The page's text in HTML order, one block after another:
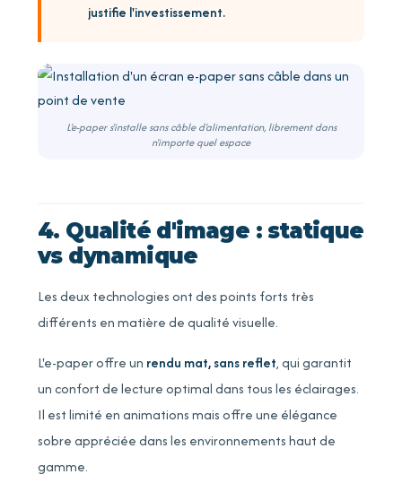
justifie l'investissement.
L'e-paper s'installe sans câble d'alimentation, librement dans
n'importe quel espace
4. Qualité d'image : statique
vs dynamique
Les deux technologies ont des points forts très
différents en matière de qualité visuelle.
L'e-paper offre un rendu mat, sans reflet, qui garantit
un confort de lecture optimal dans tous les éclairages.
Il est limité en animations mais offre une élégance
sobre appréciée dans les environnements haut de
gamme.